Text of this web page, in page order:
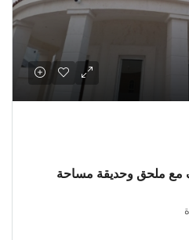
فيلا 5 غرف مع ملحق وحديقة مساحة